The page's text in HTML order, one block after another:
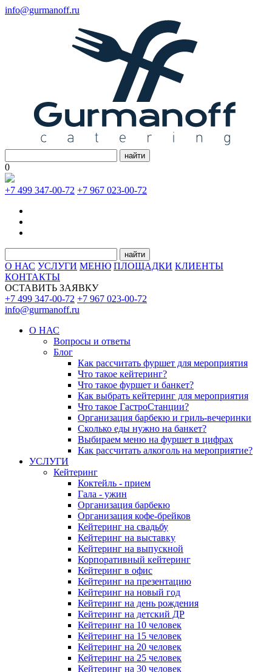
info@gurmanoff.ru
найти
0
+7 499 347-00-72 +7 967 023-00-72
найти
О НАС УСЛУГИ МЕНЮ ПЛОЩАДКИ КЛИЕНТЫ
КОНТАКТЫ
ОСТАВИТЬ ЗАЯВКУ
+7 499 347-00-72 +7 967 023-00-72
info@gurmanoff.ru
О НАС
Вопросы и ответы
Блог
Как рассчитать фуршет для мероприятия
Что такое кейтеринг?
Что такое фуршет и банкет?
Как выбрать кейтеринг для мероприятия
Что такое ГастроСтанции?
Организация барбекю и гриль-вечеринки
Сколько еды нужно на банкет?
Выбираем меню на фуршет в цифрах
Как рассчитать алкоголь на мероприятие?
УСЛУГИ
Кейтеринг
Коктейль - прием
Гала - ужин
Организация барбекю
Организация кофе-брейков
Кейтеринг на свадьбу
Кейтеринг на выставку
Кейтеринг на выпускной
Корпоративный кейтеринг
Кейтеринг в офис
Кейтеринг на презентацию
Кейтеринг на новый год
Кейтеринг на день рождения
Кейтеринг на детский ДР
Кейтеринг на 10 человек
Кейтеринг на 15 человек
Кейтеринг на 20 человек
Кейтеринг на 25 человек
Кейтеринг на 30 человек